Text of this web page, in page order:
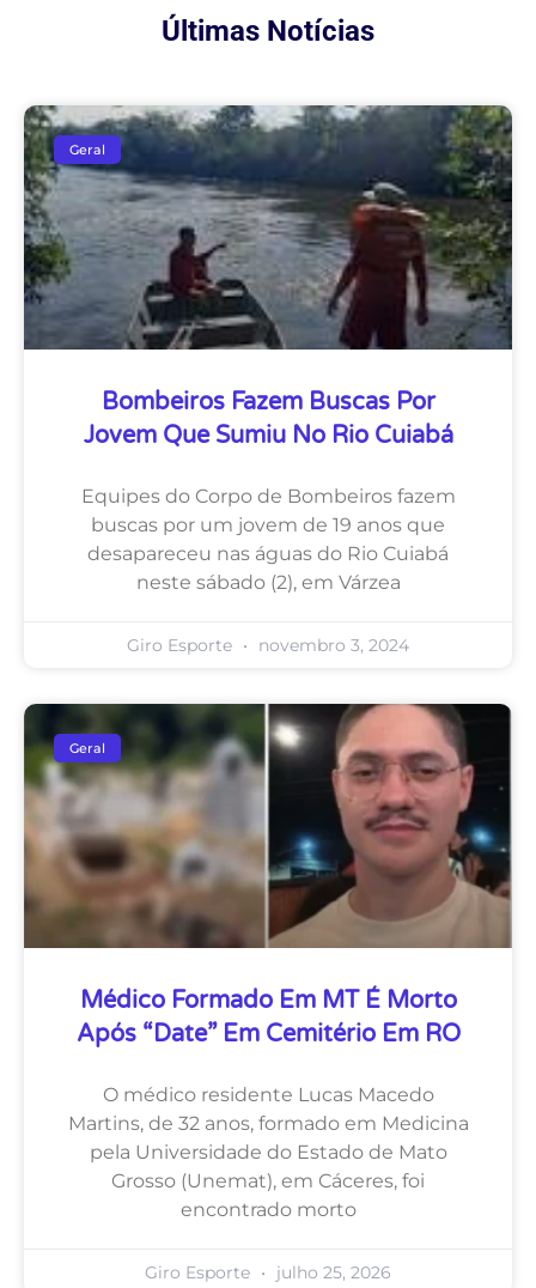
Últimas Notícias
Geral
Bombeiros Fazem Buscas Por
Jovem Que Sumiu No Rio Cuiabá
Equipes do Corpo de Bombeiros fazem
buscas por um jovem de 19 anos que
desapareceu nas águas do Rio Cuiabá
neste sábado (2), em Várzea
Giro Esporte novembro 3, 2024
Geral
Médico Formado Em MT É Morto
Após “date” Em Cemitério Em RO
O médico residente Lucas Macedo
Martins, de 32 anos, formado em Medicina
pela Universidade do Estado de Mato
Grosso (Unemat), em Cáceres, foi
encontrado morto
Giro Esporte julho 25, 2026